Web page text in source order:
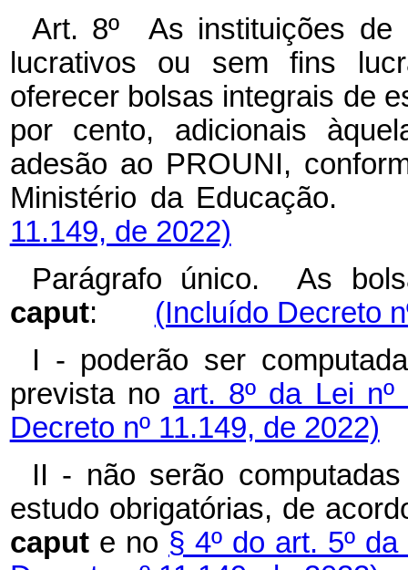
Art. 8º As instituições de
lucrativos ou sem fins
oferecer bolsas integrais de
por cento, adicionais
adesão ao PROUNI,
Ministério da
11.149, de 2022)
Parágrafo único. As
caput: (Incluído Decreto
I - poderão ser
prevista no art. 8º da Lei nº
Decreto nº 11.149, de 2022)
II - não serão
estudo obrigatórias, de
capute no § 4º do art. 5º